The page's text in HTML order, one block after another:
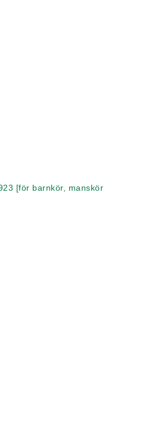
[för barnkör, manskör